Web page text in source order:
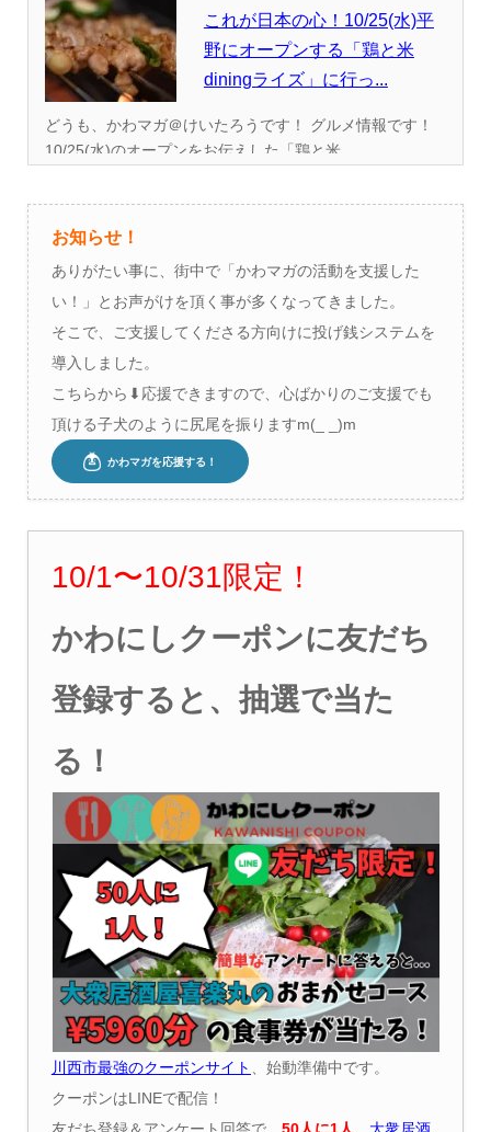
これが日本の心！10/25(水)平
野にオープンする「鶏と米
diningライズ」に行っ...
どうも、かわマガ＠けいたろうです！ グルメ情報です！
10/25(水)のオープンをお伝えした「鶏と米...
お知らせ！
ありがたい事に、街中で「かわマガの活動を支援した
い！」とお声がけを頂く事が多くなってきました。
そこで、ご支援してくださる方向けに投げ銭システムを
導入しました。
こちらから⬇︎応援できますので、心ばかりのご支援でも
頂ける子犬のように尻尾を振りますm(_ _)m
10/1〜10/31限定！
かわにしクーポンに友だち
登録すると、抽選で当た
る！
川西市最強のクーポンサイト
、始動準備中です。
クーポンはLINEで配信！
友だち登録＆アンケート回答で、 50人に1人
大衆居酒